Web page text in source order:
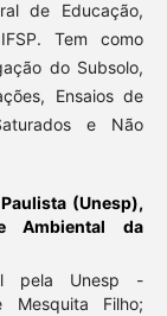
de Educação,
Tem como
do Subsolo,
Ensaios de
e Não
(Unesp),
Ambiental da
pela Unesp -
Mesquita Filho;